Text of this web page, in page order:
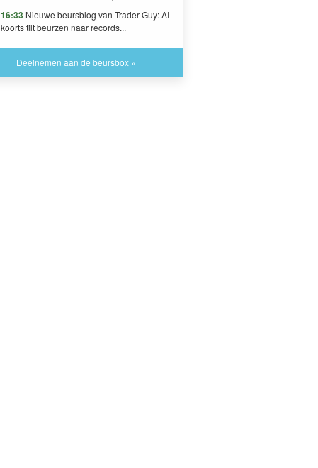
16:33 Nieuwe beursblog van Trader Guy: AI-
koorts tilt beurzen naar records...
Deelnemen aan de beursbox »